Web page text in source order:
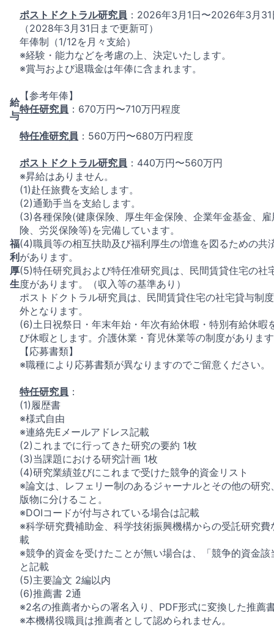
ポストドクトラル研究員 ：2026年3月1日〜2026年3月31
（2028年3月31日まで更新可）
給
与
年俸制（1/12を月々支給）
※経験・能力などを考慮の上、決定いたします。
※賞与および退職金は年俸に含まれます。
【参考年俸】
特任研究員 ：670万円〜710万円程度
特任准研究員 ：560万円〜680万円程度
ポストドクトラル研究員 ：440万円〜560万円
※昇給はありません。
福
利
厚
生
(1)赴任旅費を支給します。
(2)通勤手当を支給します。
(3)各種保険(健康保険、厚生年金保険、企業年金基金、雇
険、労災保険等)を完備しています。
(4)職員等の相互扶助及び福利厚生の増進を図るための共
があります。
(5)特任研究員および特任准研究員は、民間賃貸住宅の社
度があります。（収入等の基準あり）
ポストドクトラル研究員は、民間賃貸住宅の社宅貸与制
外となります。
(6)土日祝祭日・年末年始・年次有給休暇・特別有給休暇
び休暇とします。介護休業・育児休業等の制度がありま
【応募書類】
※職種により応募書類が異なりますのでご留意ください。
特任研究員 ：
(1)履歴書
※様式自由
※連絡先Eメールアドレス記載
(2)これまでに行ってきた研究の要約 1枚
(3)当課題における研究計画 1枚
(4)研究業績並びにこれまで受けた競争的資金リスト
※論文は、レフェリー制のあるジャーナルとその他の研究
版物に分けること。
※DOIコードが付与されている場合は記載
※科学研究費補助金、科学技術振興機構からの受託研究費
載
※競争的資金を受けたことが無い場合は、「競争的資金該
と記載
(5)主要論文 2編以内
(6)推薦書 2通
※2名の推薦者からの署名入り、PDF形式に変換した推薦
※本機構役職員は推薦者として認められません。